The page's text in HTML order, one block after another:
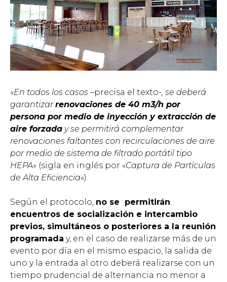
«En todos los casos –precisa el texto-, se deberá
garantizarrenovaciones de 40 m3/h por
persona por medio de inyección y extracción de
aire forzada y se permitirá complementar
renovaciones faltantes con recirculaciones de aire
por medio de sistema de filtrado portátil tipo
HEPA» (sigla en inglés por «Captura de Partículas
de Alta Eficiencia«).
Según el protocolo, no se permitirán
encuentros de socialización e intercambio
previos, simultáneos o posteriores a la reunión
programada y, en el caso de realizarse más de un
evento por día en el mismo espacio, la salida de
uno y la entrada al otro deberá realizarse con un
tiempo prudencial de alternancia no menor a